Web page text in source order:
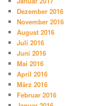
Dezember 2016
November 2016
August 2016
Juli 2016
Juni 2016
Mai 2016
April 2016
März 2016
Februar 2016